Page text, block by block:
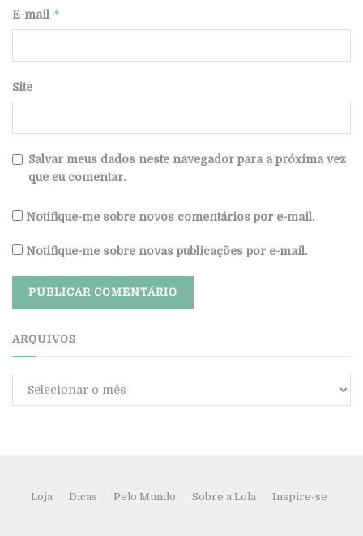
E-mail *
Site
Salvar meus dados neste navegador para a próxima vez
que eu comentar.
Notifique-me sobre novos comentários por e-mail.
Notifique-me sobre novas publicações por e-mail.
ARQUIVOS
Loja Dicas Pelo Mundo Sobre a Lola Inspire-se